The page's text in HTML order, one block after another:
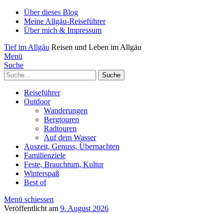
Über dieses Blog
Meine Allgäu-Reiseführer
Über mich & Impressum
Tief im Allgäu Reisen und Leben im Allgäu
Menü
Suche
Suche
Reiseführer
Outdoor
Wanderungen
Bergtouren
Radtouren
Auf dem Wasser
Auszeit, Genuss, Übernachten
Familienziele
Feste, Brauchtum, Kultur
Winterspaß
Best of
Menü schiessen
Veröffentlicht am 9. August 2026